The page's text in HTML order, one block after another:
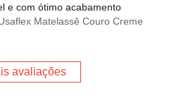
e com ótimo acabamento
Matelassê Couro Creme
avaliações